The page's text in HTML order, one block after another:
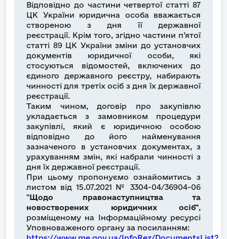
Відповідно до частини четвертої статті 87
ЦК України юридична особа вважається
створеною з дня її державної
реєстрації. Крім того, згідно частини п’ятої
статті 89 ЦК України зміни до установчих
документів юридичної особи, які
стосуються відомостей, включених до
єдиного державного реєстру, набирають
чинності для третіх осіб з дня їх державної
реєстрації.
Таким чином, договір про закупівлю
укладається з замовником процедури
закупівлі, який є юридичною особою
відповідно до його найменування
зазначеного в установчих документах, з
урахуванням змін, які набрали чинності з
дня їх державної реєстрації.
При цьому пропонуємо ознайомитись з
листом від 15.07.2021 № 3304-04/36904-06
"Щодо правонаступництва та
новостворених юридичних осіб",
розміщеному на Інформаційному ресурсі
Уповноваженого органу за посиланням: